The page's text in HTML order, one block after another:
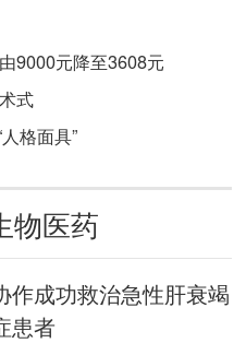
9000元降至3608元
式
格面具”
物医药
作成功救治急性肝衰竭
患者